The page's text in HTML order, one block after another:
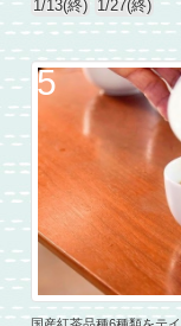
1/13(終) 1/27(終)
5